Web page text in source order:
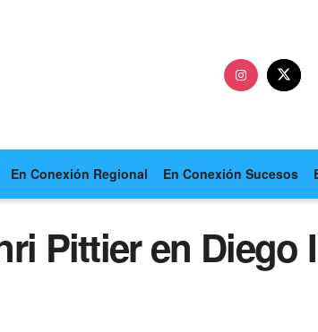
En Conexión Regional En Conexión Sucesos
Pittier en Diego